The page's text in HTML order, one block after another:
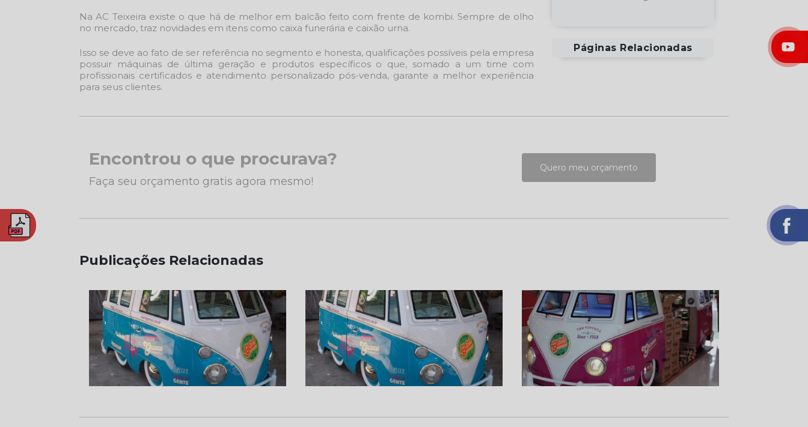
Na AC Teixeira existe o que há de melhor em balcão feito com frente de kombi. Sempre de olho
no mercado, traz novidades em itens como caixa funerária e caixão urna.
Isso se deve ao fato de ser referência no segmento e honesta, qualificações possíveis pela empresa
possuir máquinas de última geração e produtos específicos o que, somado a um time com
profissionais certificados e atendimento personalizado pós-venda, garante a melhor experiência
para seus clientes.
Páginas Relacionadas
Encontrou o que procurava?
Faça seu orçamento gratis agora mesmo!
Quero meu orçamento
Publicações Relacionadas